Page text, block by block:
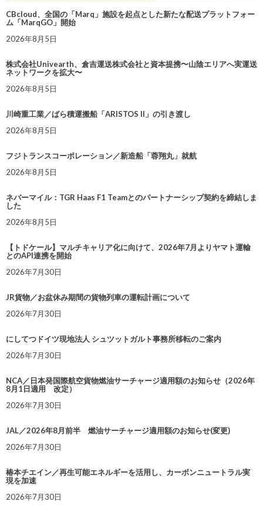
CBcloud、全国の「Marq」施設を起点とした新たな配送プラットフォー
ム「MarqGO」開始
2026年8月5日
株式会社Univearth、倉吉運送株式会社と資本提携〜山陰エリアへ実運送
ネットワークを拡大〜
2026年8月5日
川崎重工業／ばら積運搬船「ARISTOS II」の引き渡し
2026年8月5日
フジトランスコーポレーション／新造船「蓉翔丸」就航
2026年8月5日
ネバーマイル：TGR Haas F1 Teamとのパートナーシップ契約を締結しま
した
2026年8月5日
【トドケール】マルチキャリア化に向けて、2026年7月よりヤマト運輸
とのAPI連携を開始
2026年7月30日
JR貨物／お盆休み期間の貨物列車の運転計画について
2026年7月30日
にしてつドイツ現地法人 シュツットガルト事務所移転のご案内
2026年7月30日
NCA／日本発国際航空貨物燃油サーチャージ適用額のお知らせ（2026年
8月1日適用 改定）
2026年7月30日
JAL／2026年8月前半 燃油サーチャージ適用額のお知らせ(変更)
2026年7月30日
椿本チエイン／再生可能エネルギーを活用し、カーボンニュートラル実
現を加速
2026年7月30日